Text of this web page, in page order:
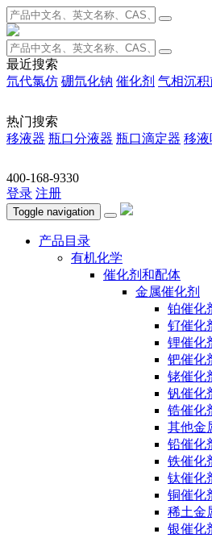
最近搜索
氘代氯仿 硼氘化钠 催化剂 气相沉
热门搜索
移液器 瓶口分液器 瓶口滴定器 移
400-168-9330
登录 注册
Toggle navigation
产品目录
有机化学
催化剂和配体
金属催化剂
铂催化
钌催化
锂催化
钯催化
铑催化
钒催化
锆催化
其他金
铅催化
铁催化
钛催化
铜催化
稀土金
银催化